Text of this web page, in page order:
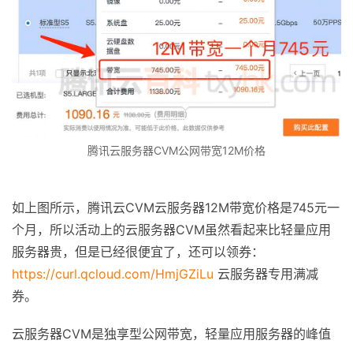
腾讯云服务器CVM公网带宽12M价格
如上图所示，腾讯云CVM云服务器12M带宽价格是745元一
个月，所以活动上的云服务器CVM虽然看起来比轻量应用
服务器贵，但是已经很便宜了，还可以领券：
https://curl.qcloud.com/HmjGZiLu 云服务器专用满减
券。
云服务器CVM是独享型公网带宽，轻量应用服务器的峰值